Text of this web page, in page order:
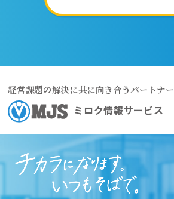
経営課題の解決に共に向き合うパートナー
ミロク情報サービス